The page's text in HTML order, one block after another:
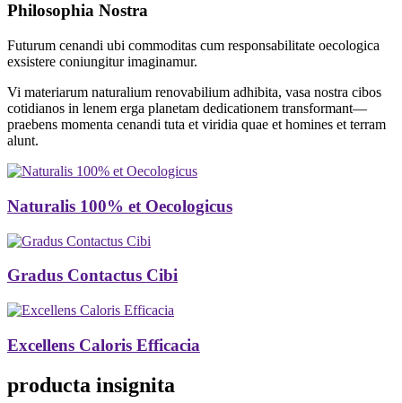
Philosophia Nostra
Futurum cenandi ubi commoditas cum responsabilitate oecologica
exsistere coniungitur imaginamur.
Vi materiarum naturalium renovabilium adhibita, vasa nostra cibos
cotidianos in lenem erga planetam dedicationem transformant—
praebens momenta cenandi tuta et viridia quae et homines et terram
alunt.
Naturalis 100% et Oecologicus
Gradus Contactus Cibi
Excellens Caloris Efficacia
producta insignita